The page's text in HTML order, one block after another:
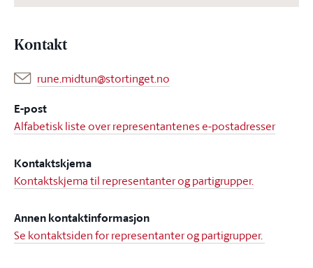
Kontakt
rune.midtun@stortinget.no
E-post
Alfabetisk liste over representantenes e-postadresser
Kontaktskjema
Kontaktskjema til representanter og partigrupper.
Annen kontaktinformasjon
Se kontaktsiden for representanter og partigrupper.